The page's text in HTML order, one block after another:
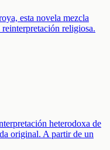
esta novela mezcla
religiosa.
heterodoxa de
original. A partir de un